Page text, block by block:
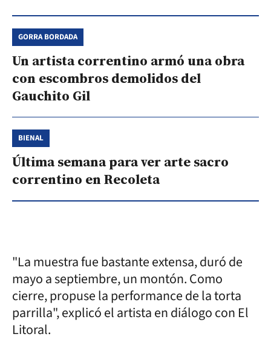
GORRA BORDADA
Un artista correntino armó una obra
con escombros demolidos del
Gauchito Gil
BIENAL
Última semana para ver arte sacro
correntino en Recoleta
"La muestra fue bastante extensa, duró de
mayo a septiembre, un montón. Como
cierre, propuse la performance de la torta
parrilla", explicó el artista en diálogo con El
Litoral.